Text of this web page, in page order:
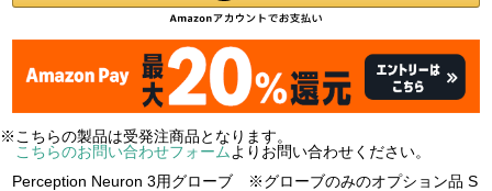
※こちらの製品は受発注商品となります。
こちらのお問い合わせフォーム よりお問い合わせください。
Perception Neuron 3用グローブ ※グローブのみのオプション品 S